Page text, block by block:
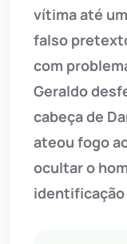
vítima até
falso
com
Geraldo
cabeça de
ateou fogo
ocultar o
identificação